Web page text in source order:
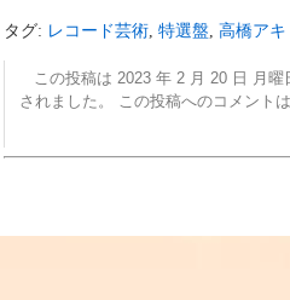
タグ: レコード芸術 特選盤 高橋アキ
この投稿は 2023 年 2 月 20 日 月曜
されました。 この投稿へのコメントは